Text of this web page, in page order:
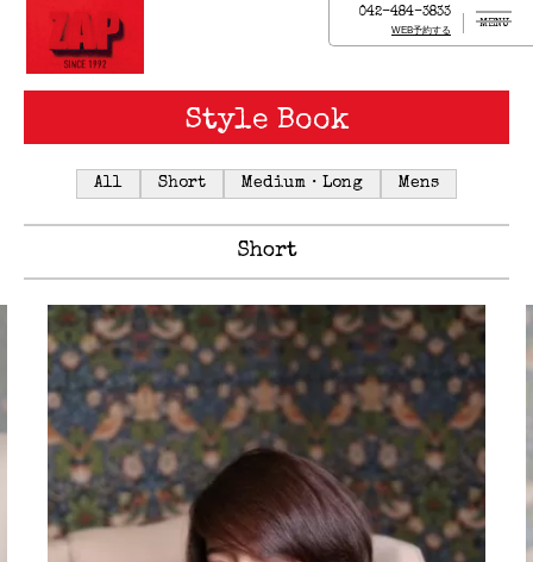
042-484-3833
WEB予約する
MENU
Style Book
All Short Medium・Long Mens
Short